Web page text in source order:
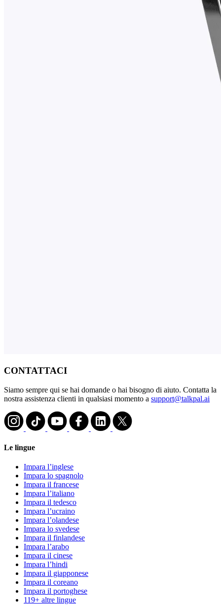
CONTATTACI
Siamo sempre qui se hai domande o hai bisogno di aiuto. Contatta la
nostra assistenza clienti in qualsiasi momento a support@talkpal.ai
Le lingue
Impara l’inglese
Impara lo spagnolo
Impara il francese
Impara l’italiano
Impara il tedesco
Impara l’ucraino
Impara l’olandese
Impara lo svedese
Impara il finlandese
Impara l’arabo
Impara il cinese
Impara l’hindi
Impara il giapponese
Impara il coreano
Impara il portoghese
119+ altre lingue